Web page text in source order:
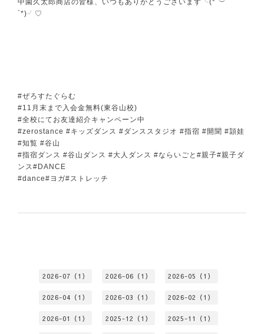
中園久太郎商店の皆様、いつもありがとうございます╰(*´︶
`*)╯♡
#ぜろすたぐらむ
#11月末まで入会金無料(東谷山校)
#全校にてお友達紹介キャンペーン中
#zerostance #キッズダンス #ダンススタジオ #指宿 #開聞 #頴娃
#知覧 #谷山
#指宿ダンス #谷山ダンス #大人ダンス #ならいごと#親子#親子ダ
ンス#DANCE
#dance#ヨガ#ストレッチ
2026-07（1） 2026-06（1） 2026-05（1）
2026-04（1） 2026-03（1） 2026-02（1）
2026-01（1） 2025-12（1） 2025-11（1）